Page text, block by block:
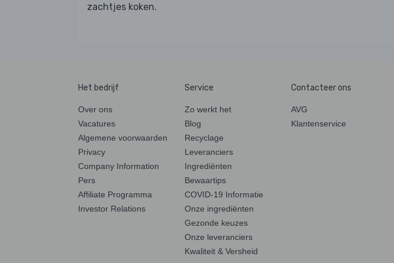
zachtjes koken.
Het bedrijf
Over ons
Vacatures
Algemene voorwaarden
Privacy
Company Information
Pers
Affiliate Programma
Investor Relations
Service
Zo werkt het
Blog
Recyclage
Leveranciers
Ingrediënten
Bewaartips
COVID-19 Informatie
Onze ingrediënten
Gezonde keuzes
Onze leveranciers
Kwaliteit & Versheid
Contacteer ons
AVG
Klantenservice